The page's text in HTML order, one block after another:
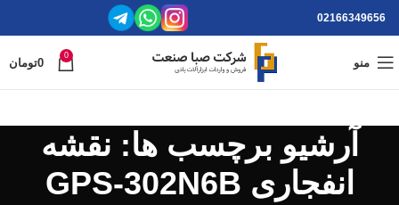
02166349656
منو
0
0تومان
آرشیو برچسب ها: نقشه
انفجاری GPS-302N6B